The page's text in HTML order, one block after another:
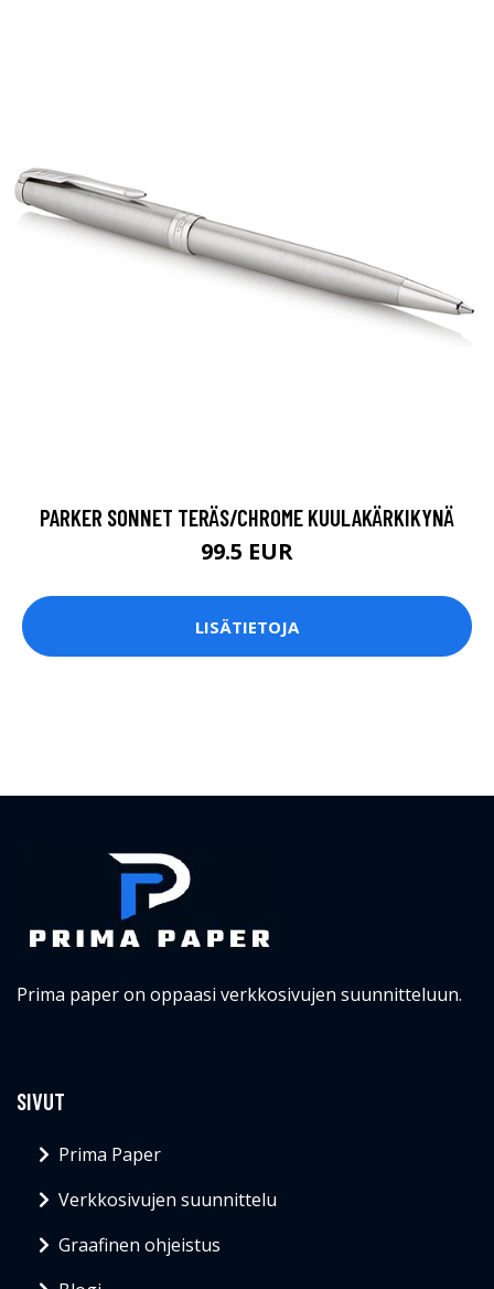
PARKER SONNET TERÄS/CHROME KUULAKÄRKIKYNÄ
99.5 EUR
LISÄTIETOJA
Prima paper on oppaasi verkkosivujen suunnitteluun.
SIVUT
Prima Paper
Verkkosivujen suunnittelu
Graafinen ohjeistus